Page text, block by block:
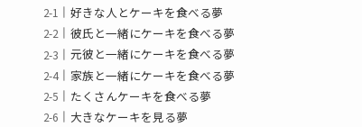
好きな人とケーキを食べる夢
彼氏と一緒にケーキを食べる夢
元彼と一緒にケーキを食べる夢
家族と一緒にケーキを食べる夢
たくさんケーキを食べる夢
大きなケーキを見る夢